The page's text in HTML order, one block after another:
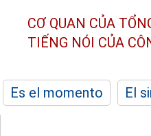
CƠ QUAN CỦA
TIẾNG NÓI CỦA
Es el momento
El